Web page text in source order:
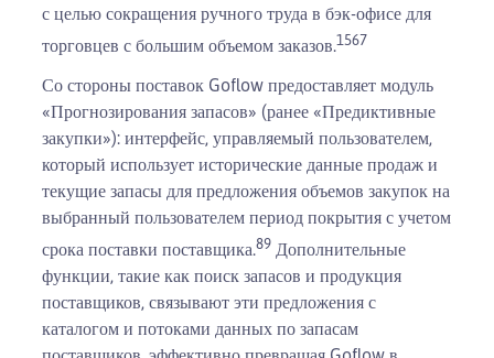
с целью сокращения ручного труда в бэк-офисе для
торговцев с большим объемом заказов.1567
Со стороны поставок Goflow предоставляет модуль
«Прогнозирования запасов» (ранее «Предиктивные
закупки»): интерфейс, управляемый пользователем,
который использует исторические данные продаж и
текущие запасы для предложения объемов закупок на
выбранный пользователем период покрытия с учетом
срока поставки поставщика.89 Дополнительные
функции, такие как поиск запасов и продукция
поставщиков, связывают эти предложения с
каталогом и потоками данных по запасам